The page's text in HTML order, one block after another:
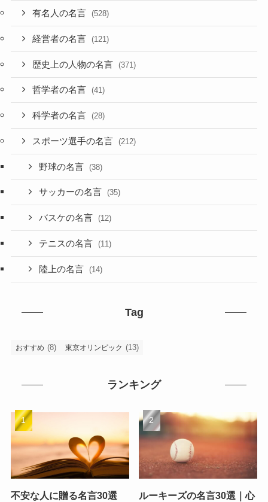
有名人の名言 (528)
経営者の名言 (121)
歴史上の人物の名言 (371)
哲学者の名言 (41)
科学者の名言 (28)
スポーツ選手の名言 (212)
野球の名言 (38)
サッカーの名言 (35)
バスケの名言 (12)
テニスの名言 (11)
陸上の名言 (14)
Tag
おすすめ (8) 東京オリンピック (13)
ランキング
不安な人に贈る名言30選
ルーキーズの名言30選｜心